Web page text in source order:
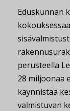
Eduskunnan
perusteella
28 miljoonaa
käynnistää
valmistuvan